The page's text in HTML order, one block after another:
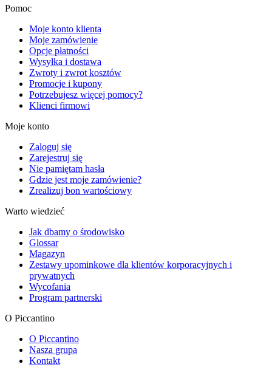
Pomoc
Moje konto klienta
Moje zamówienie
Opcje płatności
Wysyłka i dostawa
Zwroty i zwrot kosztów
Promocje i kupony
Potrzebujesz więcej pomocy?
Klienci firmowi
Moje konto
Zaloguj się
Zarejestruj się
Nie pamiętam hasła
Gdzie jest moje zamówienie?
Zrealizuj bon wartościowy
Warto wiedzieć
Jak dbamy o środowisko
Glossar
Magazyn
Zestawy upominkowe dla klientów korporacyjnych i
prywatnych
Wycofania
Program partnerski
O Piccantino
O Piccantino
Nasza grupa
Kontakt